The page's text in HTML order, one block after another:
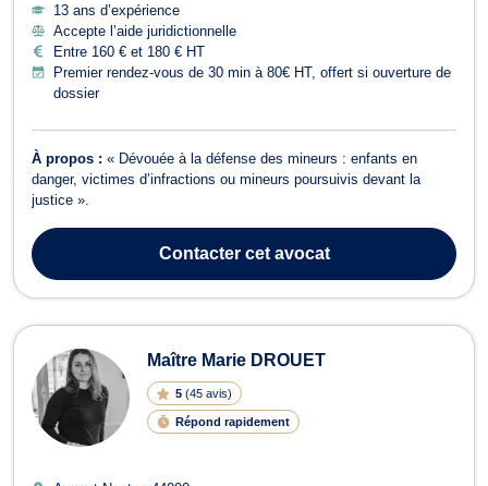
13 ans d’expérience
Accepte l’aide juridictionnelle
Entre 160 € et 180 € HT
Premier rendez-vous de 30 min à 80€ HT, offert si ouverture de
dossier
À propos : « Dévouée à la défense des mineurs : enfants en
danger, victimes d’infractions ou mineurs poursuivis devant la
justice ».
Contactercet avocat
Maître Marie DROUET
5 (45 avis)
Répond rapidement